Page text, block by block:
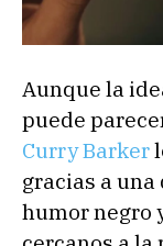
Aunque la
puede
Curry Barker
gracias a
humor negro